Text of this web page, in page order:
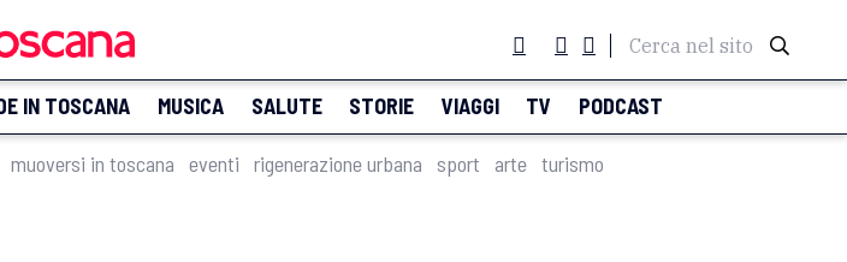
Cerca nel sito
IN TOSCANA MUSICA SALUTE STORIE VIAGGI TV PODCAST
muoversi in toscana eventi rigenerazione urbana sport arte turismo